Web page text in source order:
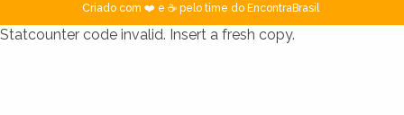
Criado com ❤️ e ☕ pelo time do EncontraBrasil
Statcounter code invalid. Insert a fresh copy.